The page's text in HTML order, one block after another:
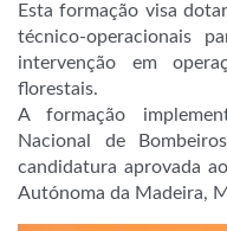
Esta formação visa
técnico-operacionais
intervenção em
florestais.
A formação
Nacional de
candidatura aprovada
Autónoma da Madeira,